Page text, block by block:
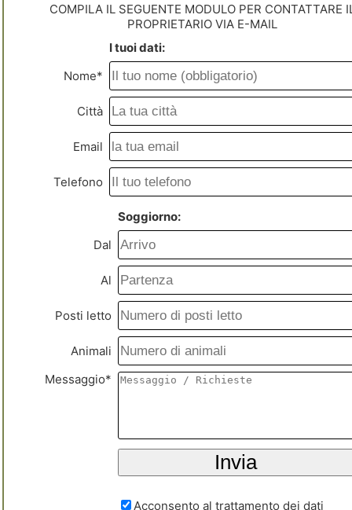
COMPILA IL SEGUENTE MODULO PER CONTATTARE
PROPRIETARIO VIA E-MAIL
I tuoi dati:
Nome*
Città
Email
Telefono
Soggiorno:
Dal
Al
Posti letto
Animali
Messaggio*
Acconsento al trattamento dei dati